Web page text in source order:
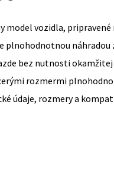
model vozidla,
plnohodnotnou náhradou
bez nutnosti okamžitej
rozmermi
údaje, rozmery a